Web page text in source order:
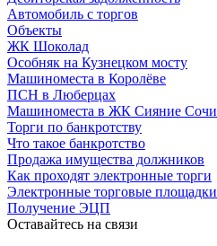
Автомобиль с торгов
Объекты
ЖК Шоколад
Особняк на Кузнецком мосту
Машиноместа в Королёве
ПСН в Люберцах
Машиноместа в ЖК Сияние Сочи
Торги по банкротству
Что такое банкротство
Продажа имущества должников
Как проходят электронные торги
Электронные торговые площадки
Получение ЭЦП
Оставайтесь на связи